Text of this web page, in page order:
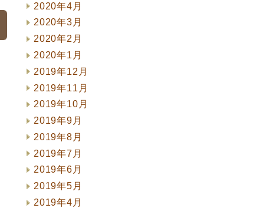
2020年4月
2020年3月
2020年2月
2020年1月
2019年12月
2019年11月
2019年10月
2019年9月
2019年8月
2019年7月
2019年6月
2019年5月
2019年4月